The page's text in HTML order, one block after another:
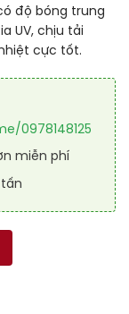
độ bóng trung
UV, chịu tải
cực tốt.
0978148125
miễn phí
SHIELD SL 1032 số